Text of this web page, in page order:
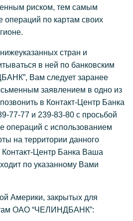
риском, тем самым
операций по картам своих
стран и
в ней по банковским
Вам следует заранее
заявлением в одно из
в Контакт-Центр Банка
77-77 и 239-83-80 с просьбой
операций с использованием
на территории данного
Контакт-Центр Банка Ваша
по указанному Вами
Америки, закрытых для
ОАО “ЧЕЛИНДБАНК”: